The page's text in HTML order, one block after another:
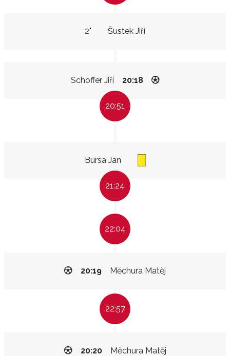
Šustek Jiří
2"
Schoffer Jiří 20:18
20:51
Bursa Jan
21:24
22:04
Měchura Matěj
20:19
22:57
Měchura Matěj
20:20